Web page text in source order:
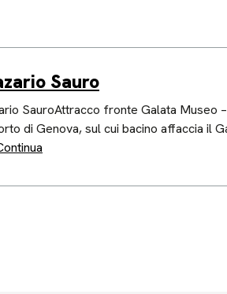
Sauro
SauroAttracco fronte Galata
di Genova, sul cui bacino affaccia il